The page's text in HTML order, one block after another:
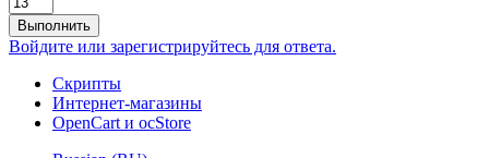
Выполнить
Войдите или зарегистрируйтесь для ответа.
Скрипты
Интернет-магазины
OpenCart и ocStore